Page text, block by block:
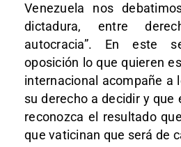
Venezuela nos
dictadura, entre
autocracia”. En este
oposición lo que quieren
internacional acompañe a
su derecho a decidir y que
reconozca el resultado
que vaticinan que será de